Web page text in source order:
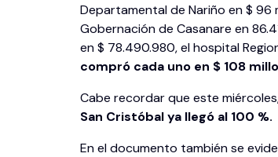
Departamental de Nariño en $ 96
Gobernación de Casanare en
en $ 78.490.980, el hospital
compró cada uno en $ 108
Cabe recordar que este
San Cristóbal ya llegó al 100 %.
En el documento también se